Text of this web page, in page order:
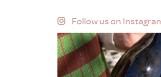
Follow us on